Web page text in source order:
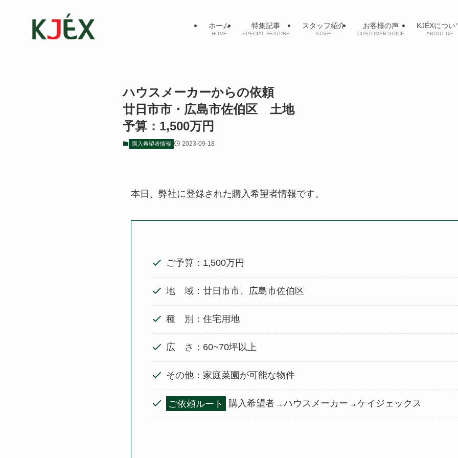
ホーム
HOME
特集記事
SPECIAL FEATURE
スタッフ紹介
STAFF
お客様の声
CUSTOMER VOICE
KJÉXについ
ABOUT US
ハウスメーカーからの依頼
廿日市市・広島市佐伯区 土地
予算：1,500万円
購入希望者情報 2023-09-18
本日、弊社に登録された購入希望者情報です。
ご予算：1,500万円
地 域：廿日市市、広島市佐伯区
種 別：住宅用地
広 さ：60~70坪以上
その他：家庭菜園が可能な物件
ご依頼ルート 購入希望者→ハウスメーカー→ケイジェックス